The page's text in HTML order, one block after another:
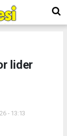
lider
- 13:13